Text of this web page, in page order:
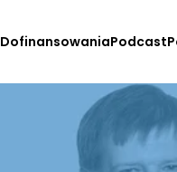
DofinansowaniaPodcast